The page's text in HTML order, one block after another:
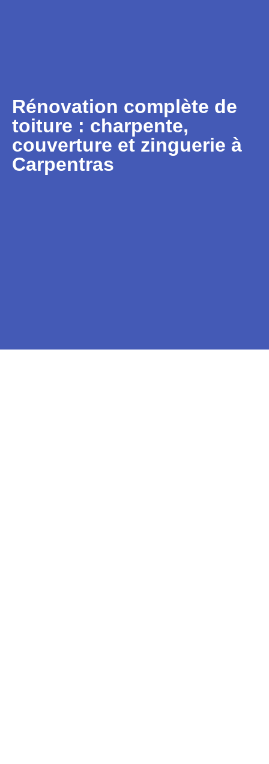
Rénovation complète de
toiture : charpente,
couverture et zinguerie à
Carpentras